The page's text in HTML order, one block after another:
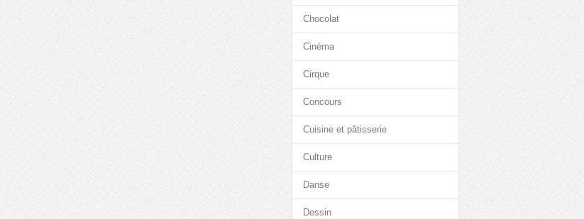
Chocolat
Cinéma
Cirque
Concours
Cuisine et pâtisserie
Culture
Danse
Dessin